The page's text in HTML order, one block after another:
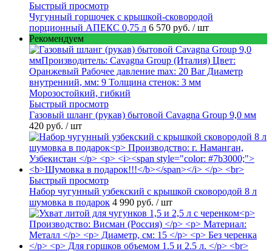
Быстрый просмотр
Чугунный горшочек с крышкой-сковородой
порционный АПЕКС 0,75 л 6 570 руб. / шт
Рекомендуем
Быстрый просмотр
Газовый шланг (рукав) бытовой Cavagna Group 9,0 мм
420 руб. / шт
Быстрый просмотр
Набор чугунный узбекский с крышкой сковородой 8 л
шумовка в подарок 4 990 руб. / шт